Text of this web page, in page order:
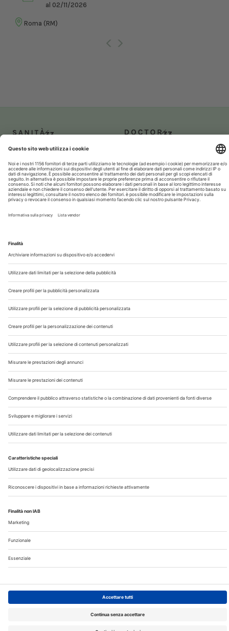
al 02/11/2026
Roma (RM)
Chi Siamo
Contatti
Privacy
©2026 Edra S.p.a | www.edraspa.it | P.iva 08056040960
| Tel. 02/881841 | Sede legale: Viale Enrico Forlanini 21 -
Registrazione Tribunale di Milano n° 5578/2022 del
5/05/2022